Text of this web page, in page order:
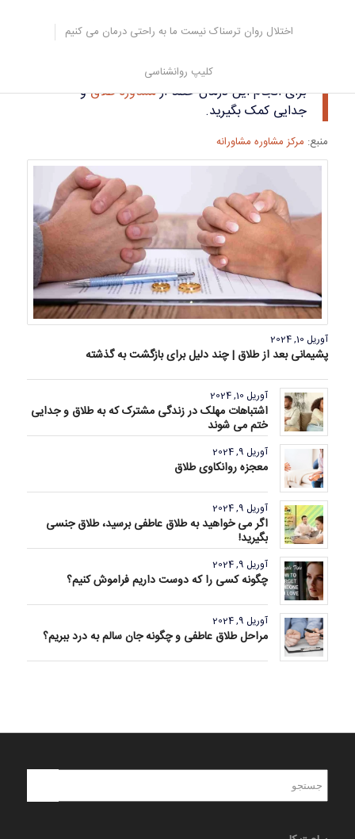
اختلال روان ترسناک نیست ما به راحتی درمان می کنیم
کلیپ روانشناسی
در این صورت گذشته او بر روی افکار او تاثیر گذاشته و فرد زندگی خود را
که در فرد به وجود آمده است واقع بینانه نمی باشد.
برای انجام این درمان حتما ازمشاوره طلاقو
جدایی کمک بگیرید.
منبع: مرکز مشاوره مشاورانه
آوریل 10, 2024
پشیمانی بعد از طلاق | چند دلیل برای بازگشت به گذشته
آوریل 10, 2024
اشتباهات مهلک در زندگی مشترک که به طلاق و جدایی
ختم می شوند
آوریل 9, 2024
معجزه روانکاوی طلاق
آوریل 9, 2024
اگر می خواهید به طلاق عاطفی برسید، طلاق جنسی
بگیرید!
آوریل 9, 2024
چگونه کسی را که دوست داریم فراموش کنیم؟
آوریل 9, 2024
مراحل طلاق عاطفی و چگونه جان سالم به درد ببریم؟